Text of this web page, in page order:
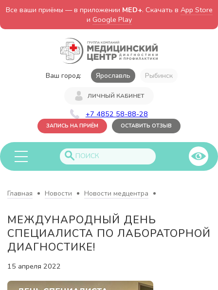
Все ваши приёмы — в приложении MED+. Скачать в App Store
и Google Play
Ваш город: Ярославль Рыбинск
ЛИЧНЫЙ КАБИНЕТ
+7 4852 58-88-28
ЗАПИСЬ НА ПРИЁМ ОСТАВИТЬ ОТЗЫВ
Главная Новости Новости медцентра
МЕЖДУНАРОДНЫЙ ДЕНЬ
СПЕЦИАЛИСТА ПО ЛАБОРАТОРНОЙ
ДИАГНОСТИКЕ!
15 апреля 2022